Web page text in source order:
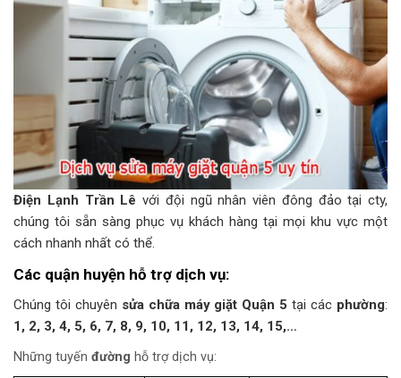
Điện Lạnh Trần Lê với đội ngũ nhân viên đông đảo tại cty,
chúng tôi sẵn sàng phục vụ khách hàng tại mọi khu vực một
cách nhanh nhất có thể.
Các quận huyện hỗ trợ dịch vụ:
Chúng tôi chuyên sửa chữa máy giặt Quận 5 tại các phường:
1, 2, 3, 4, 5, 6, 7, 8, 9, 10, 11, 12, 13, 14, 15,…
Những tuyến đường hỗ trợ dịch vụ: